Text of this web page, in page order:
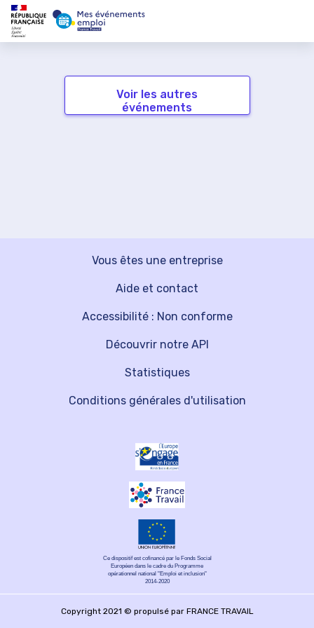
Voir les autres
événements
Vous êtes une entreprise
Découvrir notre API
Aide et contact
Statistiques
Accessibilité : Non conforme
Conditions générales d'utilisation
Ce dispositif est cofinancé par le Fonds Social
Européen dans le cadre du Programme
opérationnel national "Emploi et inclusion"
2014-2020
Copyright 2021 © propulsé par FRANCE TRAVAIL